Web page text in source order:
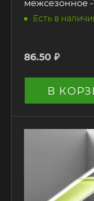
межсезонное -
Есть в
86.50 ₽
В